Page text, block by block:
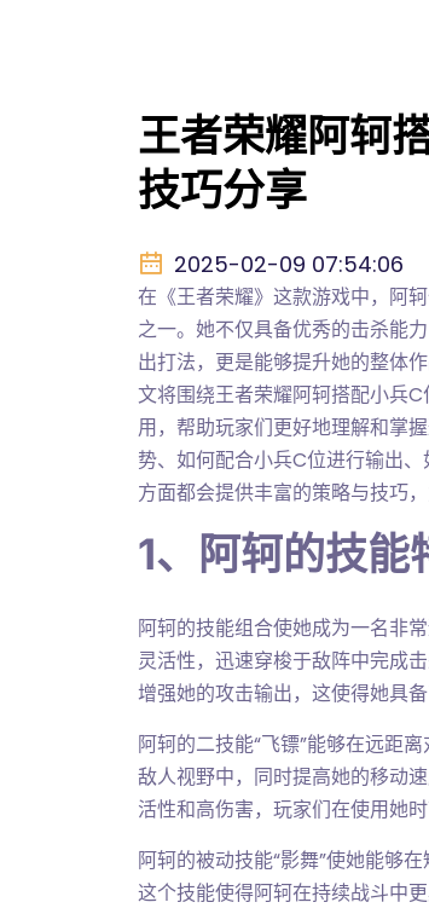
王者荣耀阿轲
技巧分享
2025-02-09 07:54:06
在《王者荣耀》这款游戏中，阿
之一。她不仅具备优秀的击杀能
出打法，更是能够提升她的整体
文将围绕王者荣耀阿轲搭配小兵
用，帮助玩家们更好地理解和掌
势、如何配合小兵C位进行输出
方面都会提供丰富的策略与技巧
1、阿轲的技能
阿轲的技能组合使她成为一名非
灵活性，迅速穿梭于敌阵中完成
增强她的攻击输出，这使得她具
阿轲的二技能“飞镖”能够在远距
敌人视野中，同时提高她的移动
活性和高伤害，玩家们在使用她
阿轲的被动技能“影舞”使她能够
这个技能使得阿轲在持续战斗中